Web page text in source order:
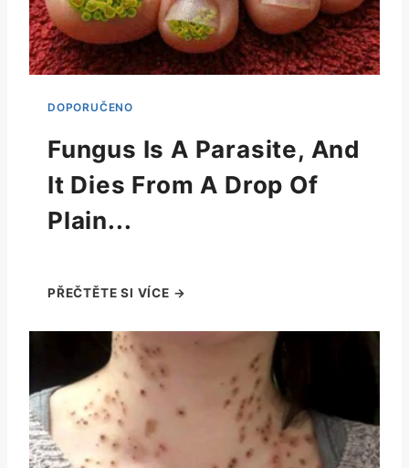
Fungus Is A Parasite, And
It Dies From A Drop Of
Plain...